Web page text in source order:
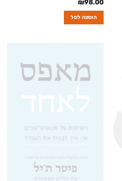
₪98.00
הוספה לסל